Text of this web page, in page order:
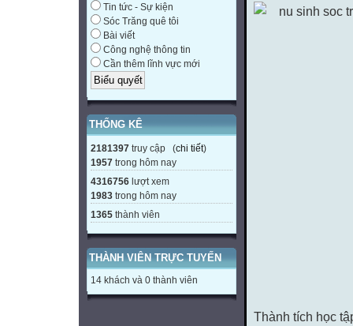
Tin tức - Sự kiện
Sóc Trăng quê tôi
Bài viết
Công nghệ thông tin
Cần thêm lĩnh vực mới
THỐNG KÊ
2181397 truy cập (chi tiết)
1957 trong hôm nay
4316756 lượt xem
1983 trong hôm nay
1365 thành viên
THÀNH VIÊN TRỰC TUYẾN
14 khách và 0 thành viên
Thành tích học